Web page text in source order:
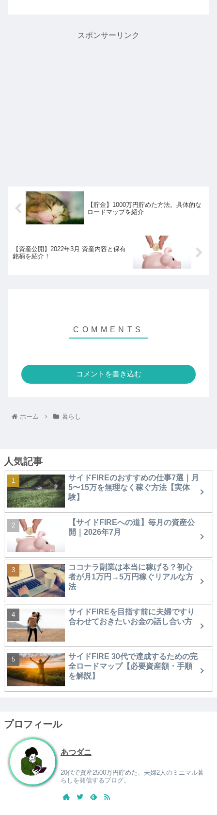
スポンサーリンク
【貯金】1000万円貯めた方法。具体的な
ロードマップを紹介
【資産公開】2022年3月 資産内容と保有
銘柄を紹介！
コメントを書き込む
ホーム 暮らし
人気記事
サイドFIREのおすすめの仕事7選｜月
5〜15万を無理なく稼ぐ方法【実体
験】
【サイドFIREへの道】毎月の資産公
開｜2026年7月
ココナラ副業は本当に稼げる？初心
者が月1万円→5万円稼ぐリアルな方
法
サイドFIREを目指す前に夫婦ですり
合わせておきたいお金の話し合い方
サイドFIRE 30代で達成するための完
全ロードマップ【必要資産額・手順
を解説】
プロフィール
あつダニ
20代で資産2500万円貯めた、夫婦2人のミニマル暮
らしを発信するブログ。